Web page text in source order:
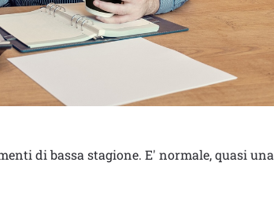
di bassa stagione. E' normale, quasi una